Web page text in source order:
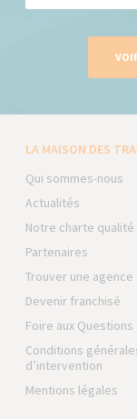
LA MAISON DES
Qui sommes-nous
Actualités
Notre charte qualité
Partenaires
Trouver une agence
Devenir franchisé
Foire aux Questions
Conditions
d’intervention
Mentions légales